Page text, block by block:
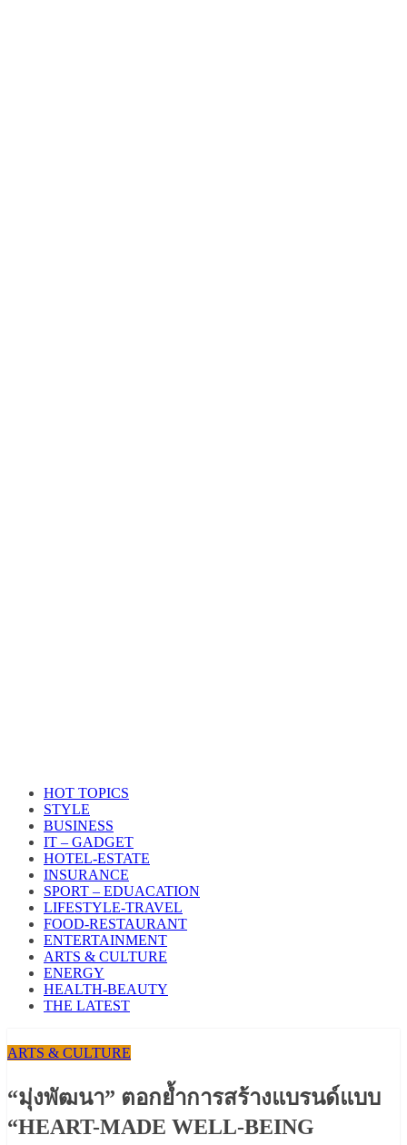
HOT TOPICS
STYLE
BUSINESS
IT – GADGET
HOTEL-ESTATE
INSURANCE
SPORT – EDUACATION
LIFESTYLE​-TRAVEL​
FOOD-RESTAURANT
ENTERTAINMENT
ARTS & CULTURE
ENERGY
HEALTH​-BEAUTY
THE LATEST
ARTS & CULTURE
“มุ่งพัฒนา” ตอกย้ำการสร้างแบรนด์แบบ
“HEART-MADE WELL-BEING